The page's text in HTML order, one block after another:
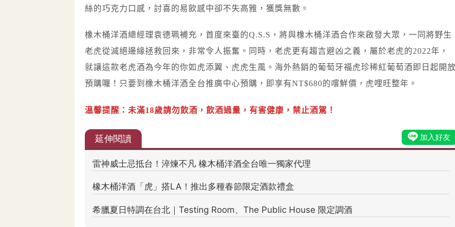
絲的巧克力口感，討喜的易飲感中卻不失高雅，獲獎無數。
橡木桶洋酒總經理袁德珮補充，首度來臺的Q.S.S，將與橡木桶洋酒合作來啟發大眾，一同將野生
老虎從滅絕邊緣拯救回來，非常令人振奮。同時，老虎更有趨吉避凶之義，屬於老虎的2022年，
就讓這款老虎酒為今年的你如虎添翼、虎虎生風。海外熱銷的葡萄牙福虎珍稀紅葡萄酒即日起開
預購囉！只要到橡木桶洋酒全台推廣中心預購，即享有NT$680的嚐鮮價，虎哩旺整年。
溫馨提醒：未滿18歲請勿飲酒，飲酒過量，有害健康，禁止酒駕！